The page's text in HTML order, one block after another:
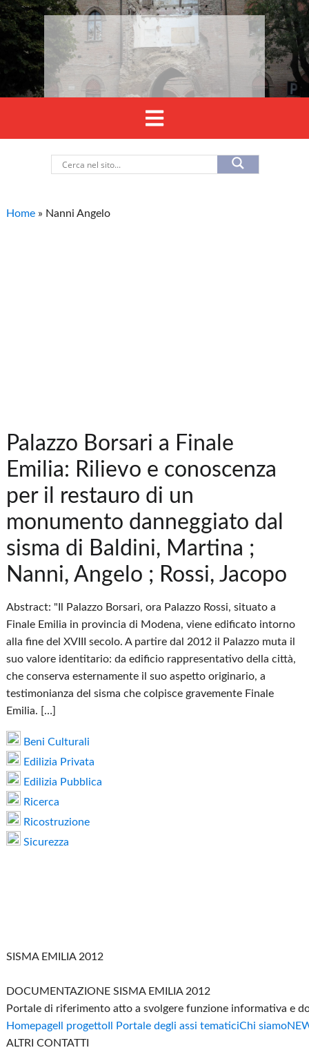
Home » Nanni Angelo
Palazzo Borsari a Finale
Emilia: Rilievo e conoscenza
per il restauro di un
monumento danneggiato dal
sisma di Baldini, Martina ;
Nanni, Angelo ; Rossi, Jacopo
Abstract: "Il Palazzo Borsari, ora Palazzo Rossi, situato a
Finale Emilia in provincia di Modena, viene edificato intorno
alla fine del XVIII secolo. A partire dal 2012 il Palazzo muta il
suo valore identitario: da edificio rappresentativo della città,
che conserva esternamente il suo aspetto originario, a
testimonianza del sisma che colpisce gravemente Finale
Emilia. […]
Beni Culturali
Edilizia Privata
Edilizia Pubblica
Ricerca
Ricostruzione
Sicurezza
SISMA EMILIA 2012
DOCUMENTAZIONE SISMA EMILIA 2012
Portale di riferimento atto a svolgere funzione informativa e
Homepage Il progetto Il Portale degli assi tematiciChi siamo
ALTRI CONTATTI